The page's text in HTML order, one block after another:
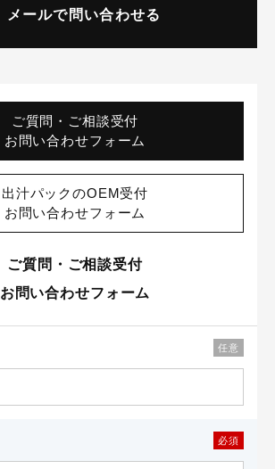
メールで問い合わせる
ご質問・ご相談受付
お問い合わせフォーム
出汁パックのOEM受付
お問い合わせフォーム
ご質問・ご相談受付
お問い合わせフォーム
任意
必須